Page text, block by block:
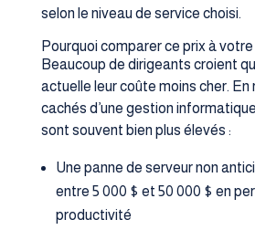
selon le niveau de service choisi.
Pourquoi comparer ce prix à
Beaucoup de dirigeants croient
actuelle leur coûte moins cher. En
cachés d’une gestion
sont souvent bien plus élevés :
Une panne de serveur non
entre 5 000 $ et 50 000 $ en
productivité